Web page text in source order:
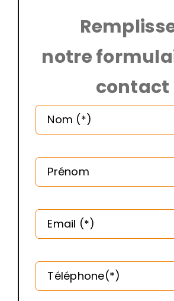
notre
contact
Nom (*)
Prénom
Email (*)
Téléphone(*)